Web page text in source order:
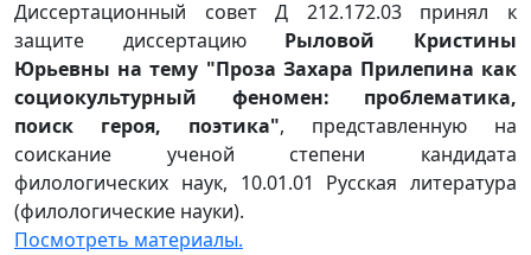
Диссертационный совет Д 212.172.03 принял к
защите диссертацию Рыловой Кристины
Юрьевны на тему "Проза Захара Прилепина как
социокультурный феномен: проблематика,
поиск героя, поэтика", представленную на
соискание ученой степени кандидата
филологических наук, 10.01.01 Русская литература
(филологические науки).
Посмотреть материалы.